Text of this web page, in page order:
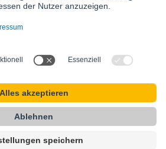
Website
Datenschutz